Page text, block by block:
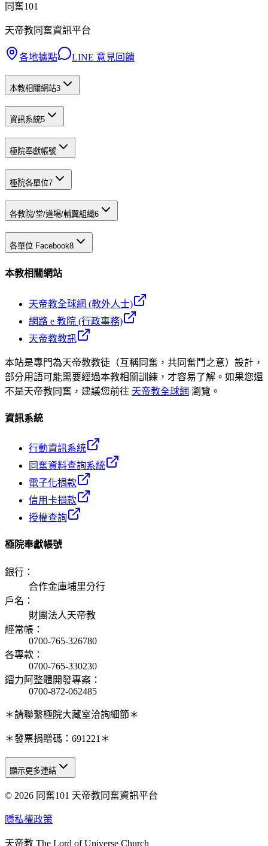
同奮101
天帝教同奮資訊平台
各地據點 LINE 意見回饋
本教相關網站3
資訊系統5
極院奉獻帳號
極院各單位7
各教院/堂/道場/輔翼組織6
各單位 Facebook8
本教相關網站
天帝教全球網 (教外人士)
網路 e 教院 (行政事務)
天帝教教訊
本站是專門為天帝教教徒（互稱同奮，共同奮鬥之意）設計，
部分用語可能需要經過本教相關訓練，才容易了解。如果您還
不是天帝教同奮，建議您前往 天帝教全球網 瀏覽。
資訊系統
行動資訊系統
同奮資料查詢系統
電子化捐款
信用卡捐款
授權查詢
極院奉獻帳號
銀行 ：
合作金庫埔里分行
戶名 ：
財團法人天帝教
經常帳 ：
0700-765-326780
各專款 ：
0700-765-330230
鐳力阿整體開發專案 ：
0700-872-062485
＊請聯繫極院大藏室洽詢細節＊
＊發票捐贈碼：691221＊
天人研究總院
天人研究學院
顯示更多連結
© 2026 同奮101 天帝教同奮資訊平台
隱私權政策
天帝教 The Lord of Universe Church